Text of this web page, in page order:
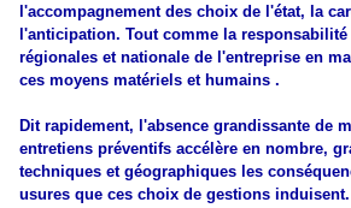
l'accompagnement des choix de l'état, la
l'anticipation. Tout comme la
régionales et nationale de l'entreprise en
ces moyens matériels et humains .
Dit rapidement, l'absence grandissante de
entretiens préventifs accélère en nombre,
techniques et géographiques les
usures que ces choix de gestions induisent.